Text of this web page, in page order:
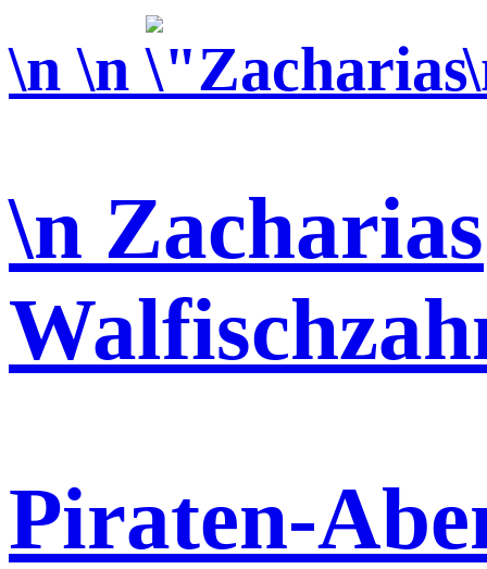
\n \n
\n Zacharias
Piraten-